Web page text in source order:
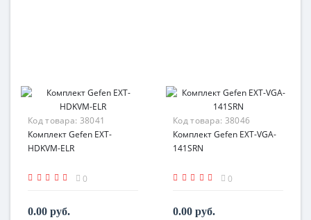
Код товара: 38041
Комплект Gefen EXT-
HDKVM-ELR
0
0.00 руб.
Код товара: 38046
Комплект Gefen EXT-VGA-
141SRN
0
0.00 руб.